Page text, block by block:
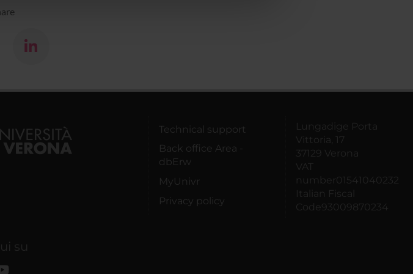
Technical support
Back office Area -
dbErw
MyUnivr
Privacy policy
Lungadige Porta
Vittoria, 17
37129 Verona
VAT
number01541040232
Italian Fiscal
Code93009870234
su